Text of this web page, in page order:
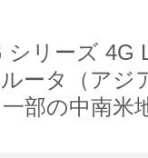
シリーズ 4G
ータ（アジ
部の中南米